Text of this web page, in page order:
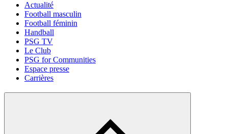
Actualité
Football masculin
Football féminin
Handball
PSG TV
Le Club
PSG for Communities
Espace presse
Carrières